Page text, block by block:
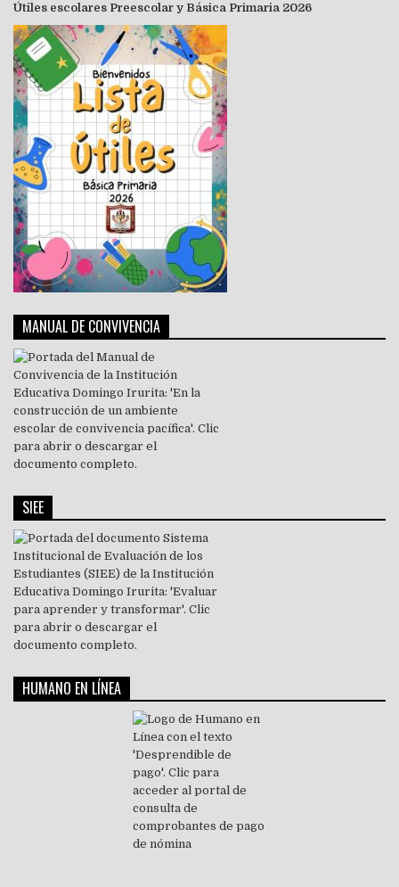
Útiles escolares Preescolar y Básica Primaria 2026
MANUAL DE CONVIVENCIA
SIEE
HUMANO EN LÍNEA